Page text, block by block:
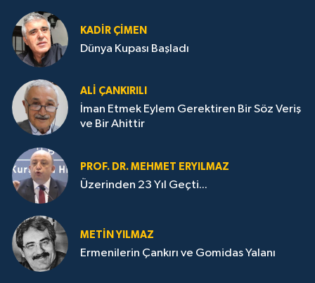
KADIR ÇIMEN
Dünya Kupası Başladı
ALI ÇANKIRILI
İman Etmek Eylem Gerektiren Bir Söz Veriş
ve Bir Ahittir
PROF. DR. MEHMET ERYILMAZ
Üzerinden 23 Yıl Geçti...
METIN YILMAZ
Ermenilerin Çankırı ve Gomidas Yalanı